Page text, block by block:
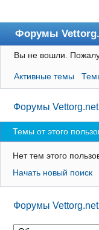
Форумы
Главная
Пользователи
Правила
Поиск
Регистрация
Вход
Вы не вошли.
Активные темы
Форумы Vettorg.net
Темы от этого
Нет тем этого
Начать новый поиск
Форумы Vettorg.net